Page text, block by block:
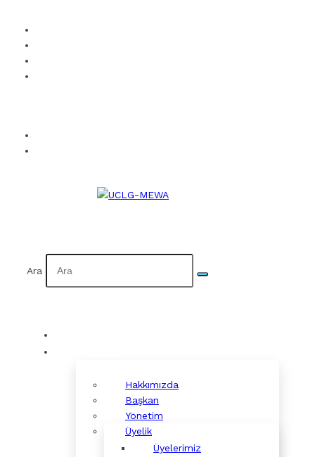
Ara
Hakkımızda
Başkan
Yönetim
Üyelik
Üyelerimiz